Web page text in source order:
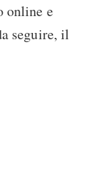
online e
seguire, il